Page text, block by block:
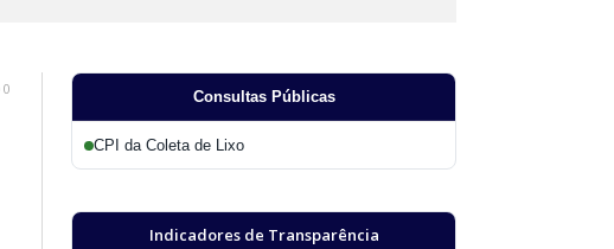
0 Consultas Públicas
CPI da Coleta de Lixo
Indicadores de Transparência